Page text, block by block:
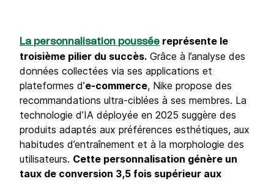
La personnalisation poussée représente le
troisième pilier du succès. Grâce à l’analyse des
données collectées via ses applications et
plateformes d’e-commerce, Nike propose des
recommandations ultra-ciblées à ses membres. La
technologie d’IA déployée en 2025 suggère des
produits adaptés aux préférences esthétiques, aux
habitudes d’entraînement et à la morphologie des
utilisateurs. Cette personnalisation génère un
taux de conversion 3,5 fois supérieur aux